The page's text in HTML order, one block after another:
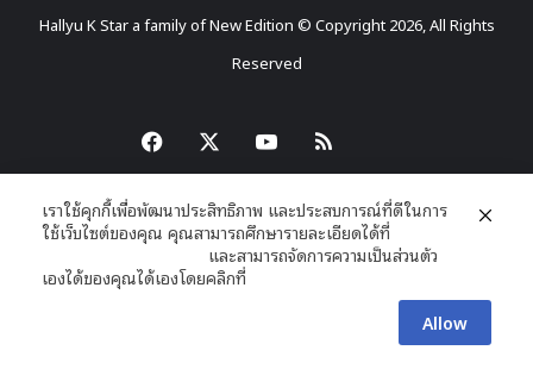
Hallyu K Star a family of New Edition © Copyright 2026, All Rights
Reserved
Facebook YouTube
RSS
เราใช้คุกกี้เพื่อพัฒนาประสิทธิภาพ และประสบการณ์ที่ดีในการ
ใช้เว็บไซต์ของคุณ คุณสามารถศึกษารายละเอียดได้ที่
และสามารถจัดการความเป็นส่วนตัว
เองได้ของคุณได้เองโดยคลิกที่
Allow